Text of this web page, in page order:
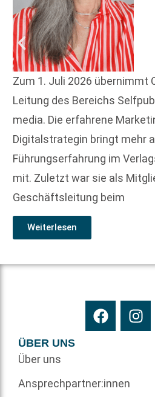
Zum 1. Juli 2026 übernimmt
Leitung des Bereichs
media. Die erfahrene
Digitalstrategin bringt mehr
Führungserfahrung im
mit. Zuletzt war sie als
Geschäftsleitung beim
Weiterlesen
ÜBER UNS
Über uns
Ansprechpartner:innen